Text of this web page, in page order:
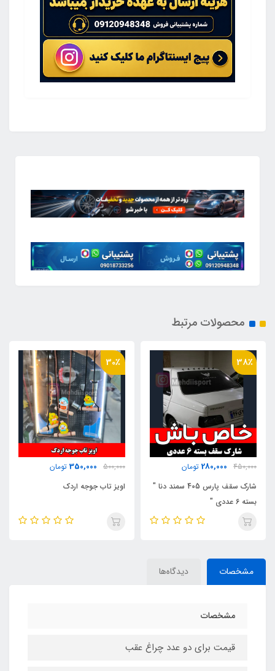
محصولات مرتبط
30٪
500,000
350,000 تومان
اویز تاب جوجه اردک
44٪
300,000
170,000 تومان
پد پالیش بدنه و داشبرد m
مشخصات دیدگاه‌ها
مشخصات
قیمت برای دو عدد چراغ عقب